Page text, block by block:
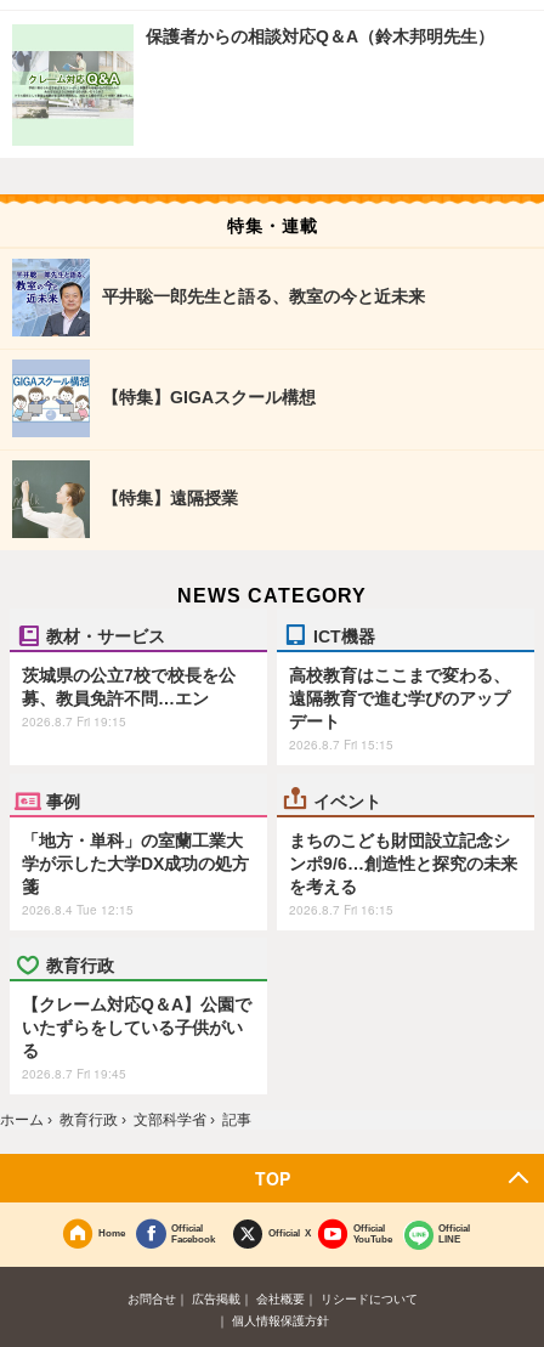
保護者からの相談対応Q＆A（鈴木邦明先生）
特集・連載
平井聡一郎先生と語る、教室の今と近未来
【特集】GIGAスクール構想
【特集】遠隔授業
NEWS CATEGORY
教材・サービス
茨城県の公立7校で校長を公
募、教員免許不問…エン
2026.8.7 Fri 19:15
ICT機器
高校教育はここまで変わる、
遠隔教育で進む学びのアップ
デート
2026.8.7 Fri 15:15
事例
「地方・単科」の室蘭工業大
学が示した大学DX成功の処方
箋
2026.8.4 Tue 12:15
イベント
まちのこども財団設立記念シ
ンポ9/6…創造性と探究の未来
を考える
2026.8.7 Fri 16:15
教育行政
【クレーム対応Q＆A】公園で
いたずらをしている子供がい
る
2026.8.7 Fri 19:45
ホーム › 教育行政 › 文部科学省 › 記事
TOP
Home
Official
Facebook
Official X
Official
YouTube
Official
LINE
お問合せ 広告掲載 会社概要
リシードについて
個人情報保護方針